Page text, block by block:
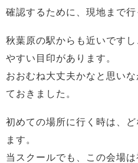
確認するために、現地まで行
秋葉原の駅からも近いです
やすい目印があります。
おおむね大丈夫かなと思い
ておきました。
初めての場所に行く時は、
ます。
当スクールでも、この会場